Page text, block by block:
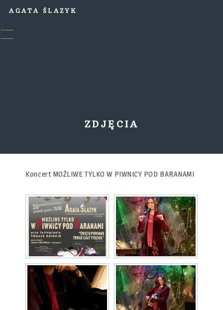
AGATA ŚLAZYK
ZDJĘCIA
Koncert MOŻLIWE TYLKO W PIWNICY POD BARANAMI